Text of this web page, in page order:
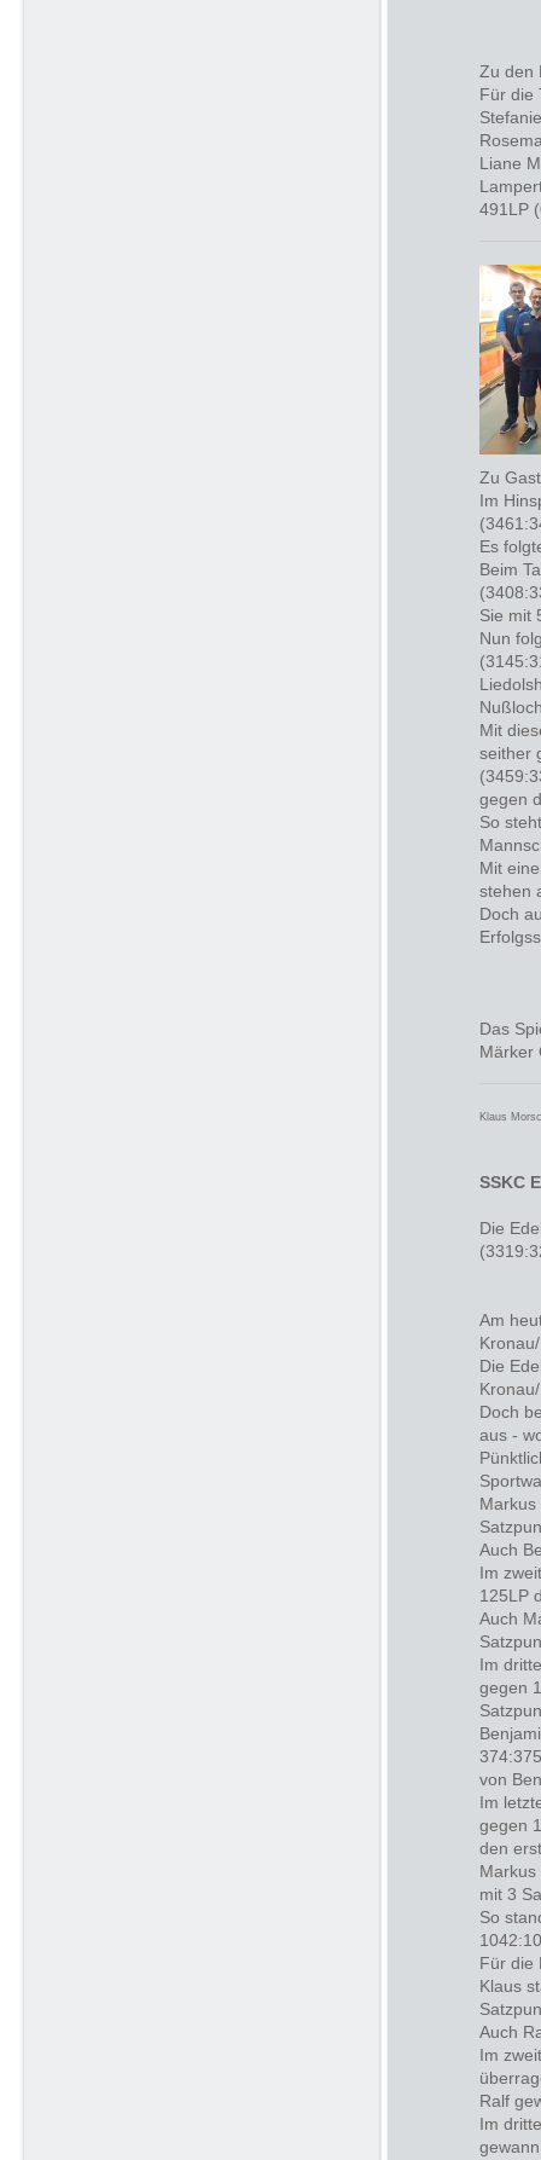
Zu den
Für die
Liane
491LP
Zu
Im
Es
Beim
Sie mit
Nun
Mit
seither
gegen
So
Mit
stehen
Doch
Das
Märker
Klaus
SSKC
Die
Am
Die
Doch
aus -
Auch
Im
125LP
Auch
Im
gegen
von
Im
gegen
den
mit 3
So
Für die
Klaus
Auch
Im
Ralf
Im